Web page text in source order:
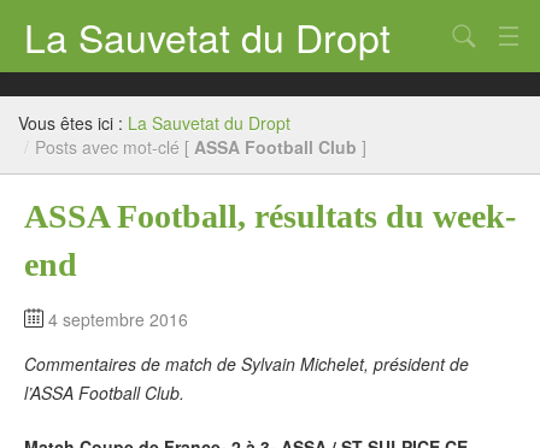
La Sauvetat du Dropt
Accueil
Mairie
Agenda 2026
Contact
Chercher
Vous êtes ici : La Sauvetat du Dropt
/ Posts avec mot-clé [ ASSA Football Club ]
ASSA Football, résultats du week-
end
4 septembre 2016
Commentaires de match de Sylvain Michelet, président de
l’ASSA Football Club.